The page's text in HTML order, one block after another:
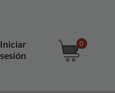
Iniciar
sesión
0